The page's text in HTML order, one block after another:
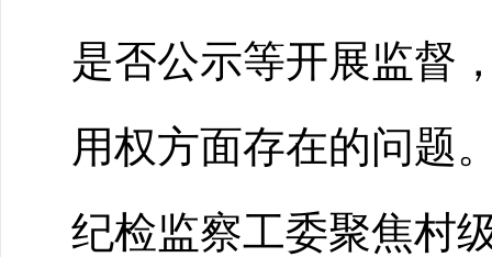
是否公示等开展监督
用权方面存在的问题
纪检监察工委聚焦村